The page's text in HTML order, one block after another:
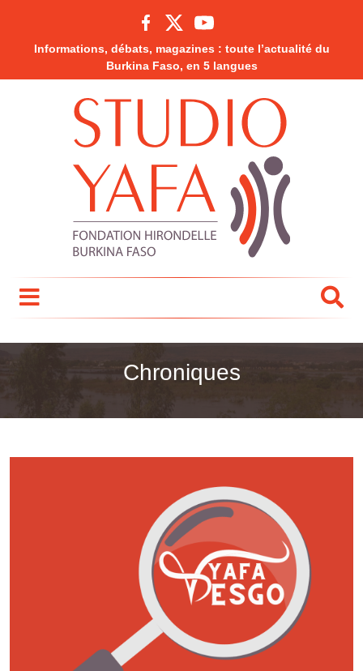
Informations, débats, magazines : toute l’actualité du
Burkina Faso, en 5 langues
Chroniques